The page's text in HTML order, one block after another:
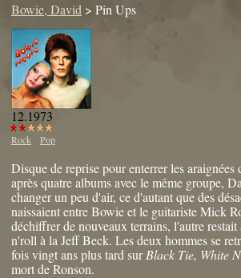
Bowie, David > Pin Ups
12.1973
Rock Pop
Disque de reprise pour enterrer les
après quatre albums avec le même groupe,
changer un peu d'air, ce d'autant que des
naissaient entre Bowie et le guitariste Mick
déchiffrer de nouveaux terrains, l'autre
n'roll à la Jeff Beck. Les deux hommes se
fois vingt ans plus tard surBlack Tie, White
mort de Ronson.